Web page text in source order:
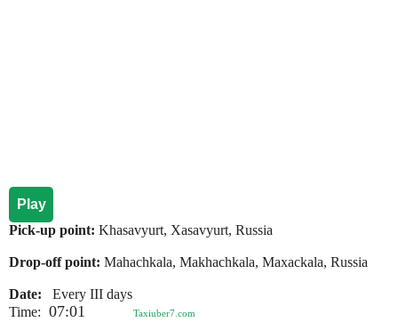
Play
Pick-up point: Khasavyurt, Xasavyurt, Russia
Drop-off point: Mahachkala, Makhachkala, Maxackala, Russia
Date:
Every III days
Time: 07:01 Taxiuber7.com